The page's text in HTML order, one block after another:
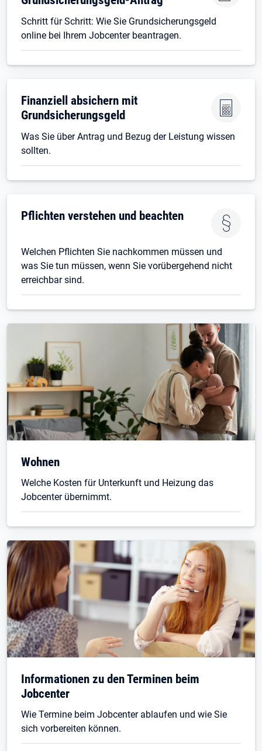
Schritt für Schritt: Wie Sie Grundsicherungsgeld
online bei Ihrem Jobcenter beantragen.
Finanziell absichern mit
Grundsicherungsgeld
Was Sie über Antrag und Bezug der Leistung wissen
sollten.
Pflichten verstehen und beachten
Welchen Pflichten Sie nachkommen müssen und
was Sie tun müssen, wenn Sie vorübergehend nicht
erreichbar sind.
Wohnen
Welche Kosten für Unterkunft und Heizung das
Jobcenter übernimmt.
Informationen zu den Terminen beim
Jobcenter
Wie Termine beim Jobcenter ablaufen und wie Sie
sich vorbereiten können.